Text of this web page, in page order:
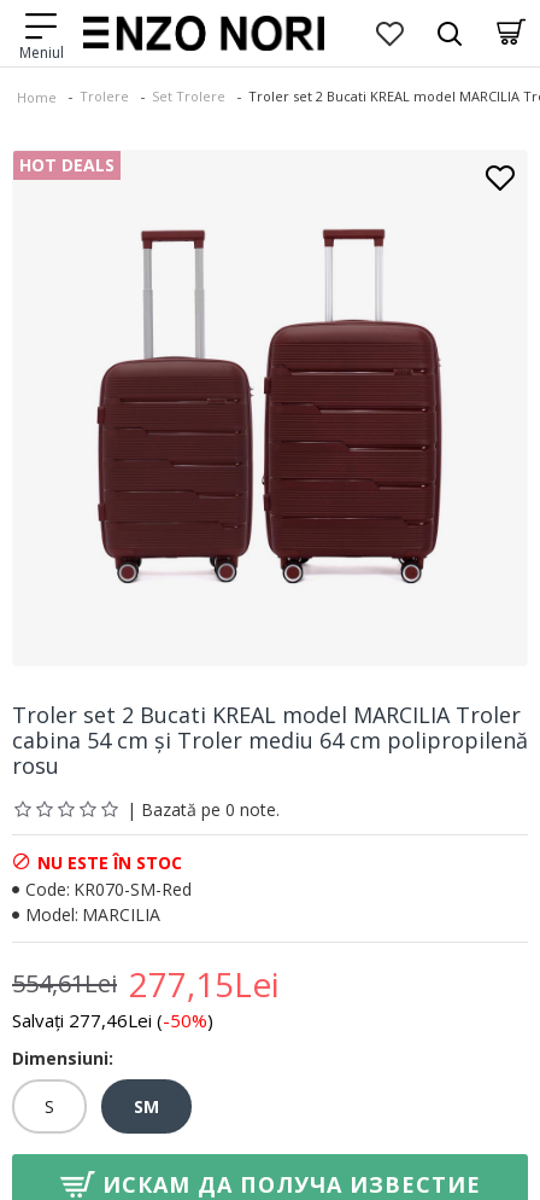
Home Trolere Set Trolere Troler set 2 Bucati KREAL model
HOT DEALS
Troler set 2 Bucati KREAL model MARCILIA Troler
cabina 54 cm şi Troler mediu 64 cm polipropilenă
rosu
| Bazată pe 0 note.
277,15Lei
554,61Lei
Salvați 277,46Lei (-50%)
NU ESTE ÎN STOC
Code: KR070-SM-Red
Model: MARCILIA
Dimensiuni:
S SM
ИСКАМ ДА ПОЛУЧА ИЗВЕСТИЕ